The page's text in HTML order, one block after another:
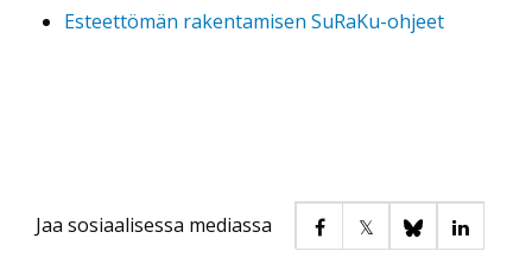
Esteettömän rakentamisen SuRaKu-ohjeet
Jaa sosiaalisessa mediassa